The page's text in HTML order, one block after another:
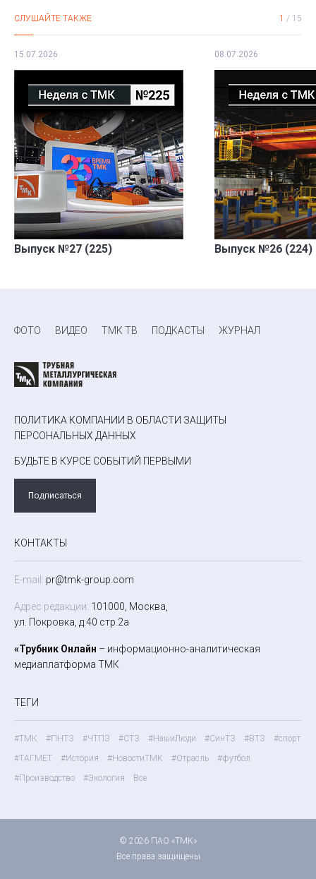
СЛУШАЙТЕ ТАКЖЕ 1 / 15
15.07.2026
Выпуск №27 (225)
08.07.2026
Выпуск №26 (224)
ФОТО ВИДЕО ТМК ТВ ПОДКАСТЫ ЖУРНАЛ
ПОЛИТИКА КОМПАНИИ В ОБЛАСТИ ЗАЩИТЫ
ПЕРСОНАЛЬНЫХ ДАННЫХ
БУДЬТЕ В КУРСЕ СОБЫТИЙ ПЕРВЫМИ
Подписаться
КОНТАКТЫ
E-mail: pr@tmk-group.com
Адрес редакции: 101000, Москва,
ул. Покровка, д.40 стр.2а
«Трубник Онлайн – информационно-аналитическая
медиаплатформа ТМК
ТЕГИ
#ТМК #ПНТЗ #ЧТПЗ #СТЗ #НашиЛюди #СинТЗ #ВТЗ
#спорт
#ТАГМЕТ
#История #НовостиТМК #Отрасль
#футбол
#Производство
#Экология Все
© 2026 ПАО «ТМК»
Все права защищены